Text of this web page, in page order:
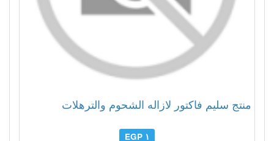
منتج سليم فاكتور لازاله الشحوم والترهلات
١ EGP